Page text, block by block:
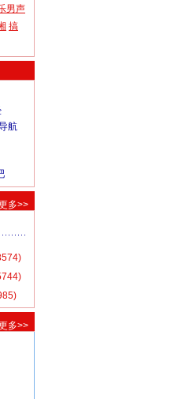
男声
搞
航
多>>
多>>